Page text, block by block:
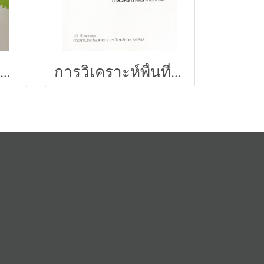
Theory of plates and shells การวิเคราะห์พื้นที่โครงการ 146